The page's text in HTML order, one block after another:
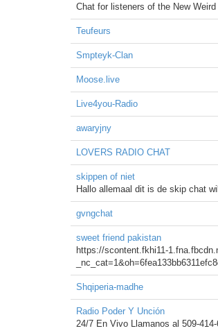
Chat for listeners of the New
Teufeurs
Smpteyk-Clan
Moose.live
Live4you-Radio
awaryjny
LOVERS RADIO CHAT
skippen of niet
Hallo allemaal dit is de skip chat
gvngchat
sweet friend pakistan
https://scontent.fkhi11-
Shqiperia-madhe
Radio Poder Y Unción
24/7 En Vivo Llamanos al 509-414-